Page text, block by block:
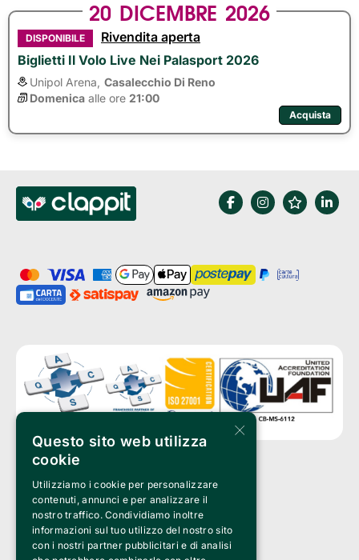
20 DICEMBRE 2026
DISPONIBILE
Rivendita aperta
Biglietti Il Volo Live Nei Palasport 2026
Unipol Arena, Casalecchio Di Reno
Domenica alle ore 21:00
Acquista
Clappit è un marchio di proprietà di:
Bemils Srl
a Socio Unico
Via Fosse Ardeatine, 4 -20092 Cinisello Balsamo (MI)
PI 05589050961
Iscr. C.C.I.A.A. Milano R.E.A. 1833471
© 2010-2025 Bemils Srl - Tutti i diritti riservati
×
Questo sito web utilizza
cookie
Utilizziamo i cookie per personalizzare
contenuti, annunci e per analizzare il
nostro traffico. Condividiamo inoltre
informazioni sul tuo utilizzo del nostro sito
con i nostri partner pubblicitari e di analisi